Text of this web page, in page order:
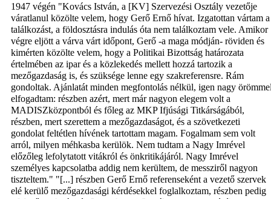
1947 végén "Kovács István, a [KV] Szervezési Osztály vezetője
váratlanul közölte velem, hogy Gerő Ernő hívat. Izgatottan vártam a
találkozást, a földosztásra indulás óta nem találkoztam vele. Amikor
végre eljött a várva várt időpont, Gerő -a maga módján- röviden és
kimérten közölte velem, hogy a Politikai Bizottság határozata
értelmében az ipar és a közlekedés mellett hozzá tartozik a
mezőgazdaság is, és szüksége lenne egy szakreferensre. Rám
gondoltak. Ajánlatát minden megfontolás nélkül, igen nagy
elfogadtam: részben azért, mert már nagyon elegem volt a
MADISZközpontból és főleg az MKP Ifjúsági Titkárságából,
részben, mert szerettem a mezőgazdaságot, és a szövetkezeti
gondolat feltétlen hívének tartottam magam. Fogalmam sem volt
arról, milyen méhkasba kerülök. Nem tudtam a Nagy Imrével
előzőleg lefolytatott vitákról és önkritikájáról. Nagy Imrével
személyes kapcsolatba addig nem kerültem, de messziről nagyon
tiszteltem." "[...] részben Gerő Ernő referenseként a vezető szervek
elé kerülő mezőgazdasági kérdésekkel foglalkoztam, részben pedig